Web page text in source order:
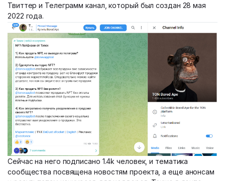
Твиттер и Телеграмм канал, который был создан 28 мая
2022 года.
Сейчас на него подписано 1.4k человек, и тематика
сообщества посвящена новостям проекта, а еще анонсам